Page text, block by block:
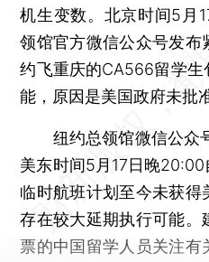
机生变数。北京时间5月
领馆官方微信公众号发布
约飞重庆的CA566留学
能，原因是美国政府未批
纽约总领馆微信公众
美东时间5月17日晚
临时航班计划至今未获
存在较大延期执行可能
票的中国留学人员关注